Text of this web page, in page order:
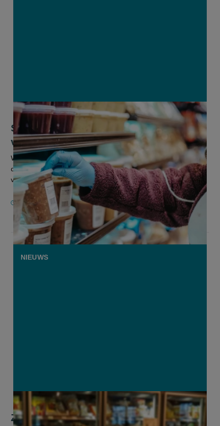
Stijging grondstofprijzen wordt
voelbaar in het winkelmandje
Wereldwijd stijgen de grondstofprijzen. Experts verwachten
dat dit zal vertaald worden in hogere prijzen in de supermarkt
vanaf begin volgend jaar.
3 SEPTEMBER 2021
Zelfstandige supermarkten zijn
NIEUWS